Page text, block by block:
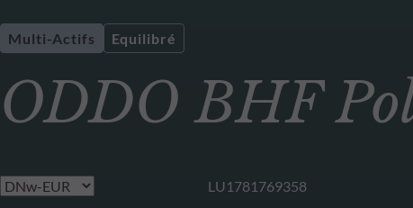
ODDO BHF
Multi-Actifs Equilibré
LU1781769358